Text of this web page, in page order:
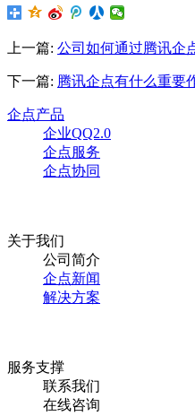
上一篇: 公司如何通过腾讯企
下一篇: 腾讯企点有什么重要
企点产品
企业QQ2.0
企点服务
企点协同
关于我们
公司简介
企点新闻
解决方案
服务支撑
联系我们
在线咨询